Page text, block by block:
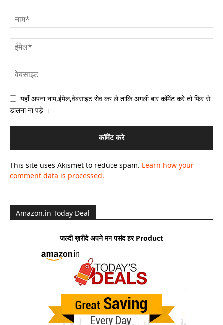
यहाँ अपना नाम,ईमेल,वेबसाइट सेव कर ले ताकि अगली बार कॉमेंट करे तो फिर से
डालना ना पड़े ।
This site uses Akismet to reduce spam. Learn how your
comment data is processed.
Amazon.in Today Deal
जल्दी ख़रीदे अपने मन पसंद हर Product